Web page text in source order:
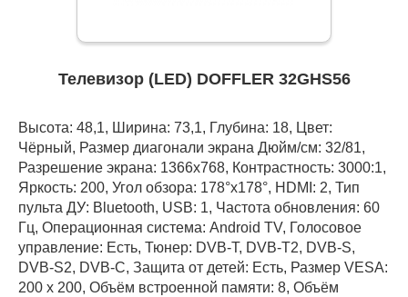
Телевизор (LED) DOFFLER 32GHS56
Высота: 48,1, Ширина: 73,1, Глубина: 18, Цвет:
Чёрный, Размер диагонали экрана Дюйм/см: 32/81,
Разрешение экрана: 1366x768, Контрастность: 3000:1,
Яркость: 200, Угол обзора: 178°x178°, HDMI: 2, Тип
пульта ДУ: Bluetooth, USB: 1, Частота обновления: 60
Гц, Операционная система: Android TV, Голосовое
управление: Есть, Тюнер: DVB-T, DVB-T2, DVB-S,
DVB-S2, DVB-C, Защита от детей: Есть, Размер VESA:
200 x 200, Объём встроенной памяти: 8, Объём